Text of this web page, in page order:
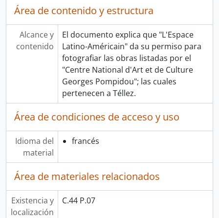
Área de contenido y estructura
Alcance y
contenido
El documento explica que "L'Espace
Latino-Américain" da su permiso para
fotografiar las obras listadas por el
"Centre National d'Art et de Culture
Georges Pompidou"; las cuales
pertenecen a Téllez.
Área de condiciones de acceso y uso
Idioma del
material
francés
Área de materiales relacionados
Existencia y
localización
C.44 P.07